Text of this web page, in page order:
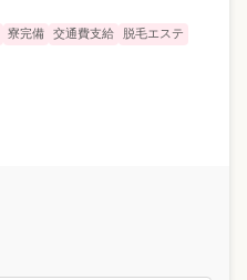
寮完備 交通費支給
脱毛エステ